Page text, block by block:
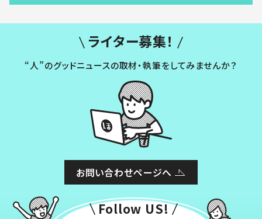
ライター募集！
“人”のグッドニュースの取材・執筆をしてみませんか？
お問い合わせページへ
Follow US!